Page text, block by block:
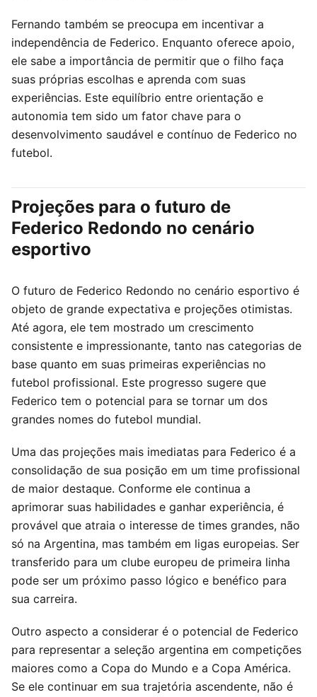
Fernando também se preocupa em incentivar a
independência de Federico. Enquanto oferece apoio,
ele sabe a importância de permitir que o filho faça
suas próprias escolhas e aprenda com suas
experiências. Este equilíbrio entre orientação e
autonomia tem sido um fator chave para o
desenvolvimento saudável e contínuo de Federico no
futebol.
Projeções para o futuro de
Federico Redondo no cenário
esportivo
O futuro de Federico Redondo no cenário esportivo é
objeto de grande expectativa e projeções otimistas.
Até agora, ele tem mostrado um crescimento
consistente e impressionante, tanto nas categorias de
base quanto em suas primeiras experiências no
futebol profissional. Este progresso sugere que
Federico tem o potencial para se tornar um dos
grandes nomes do futebol mundial.
Uma das projeções mais imediatas para Federico é a
consolidação de sua posição em um time profissional
de maior destaque. Conforme ele continua a
aprimorar suas habilidades e ganhar experiência, é
provável que atraia o interesse de times grandes, não
só na Argentina, mas também em ligas europeias. Ser
transferido para um clube europeu de primeira linha
pode ser um próximo passo lógico e benéfico para
sua carreira.
Outro aspecto a considerar é o potencial de Federico
para representar a seleção argentina em competições
maiores como a Copa do Mundo e a Copa América.
Se ele continuar em sua trajetória ascendente, não é